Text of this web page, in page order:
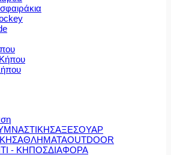
ΑΞΕΣΟΥΑΡ
ΑΘΛΗΜΑΤΑOUTDOOR
- ΚΗΠΟΣΔΙΑΦΟΡΑ